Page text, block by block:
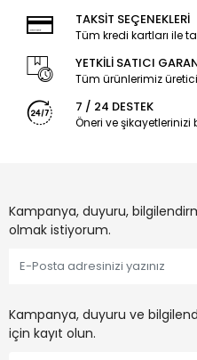
TAKSİT SEÇENEKLERİ
Tüm kredi kartları ile
YETKİLİ SATICI
Tüm ürünlerimiz
7 / 24 DESTEK
Öneri ve şikayetlerinizi
Kampanya, duyuru,
olmak istiyorum.
Kampanya, duyuru ve
için kayıt olun.